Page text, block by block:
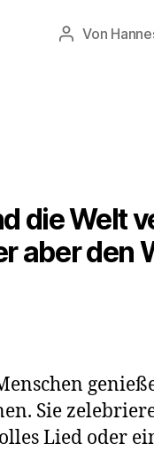
Beitragsautor
Von
die Welt
aber den
Sie
Lied oder